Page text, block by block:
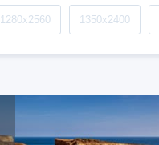
1280x2560 1350x2400